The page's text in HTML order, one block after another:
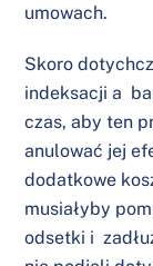
umowach.
Skoro
indeksacji a
czas, aby ten
anulować jej
dodatkowe
musiałyby
odsetki i